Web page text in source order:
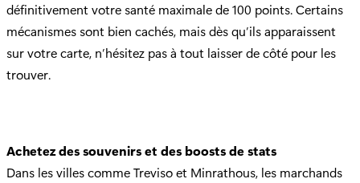
définitivement votre santé maximale de 100 points. Certains
mécanismes sont bien cachés, mais dès qu’ils apparaissent
sur votre carte, n’hésitez pas à tout laisser de côté pour les
trouver.
Achetez des souvenirs et des boosts de stats
Dans les villes comme Treviso et Minrathous, les marchands